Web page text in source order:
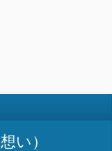
い）